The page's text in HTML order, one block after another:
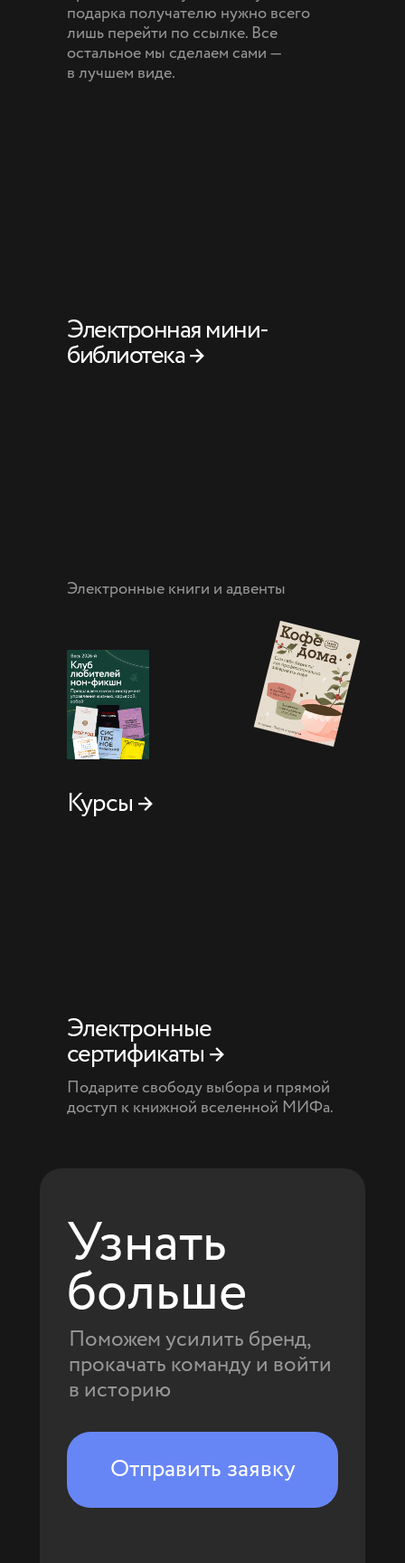
Электронные книги и адвенты
подарка получателю нужно всего
лишь перейти по ссылке. Все
остальное мы сделаем сами —
в лучшем виде.
Подарите свободу выбора и прямой
доступ к книжной вселенной МИФа.
Электронные
сертификаты →
Курсы →
Электронная мини-
библиотека →
Узнать
больше
Поможем усилить бренд,
прокачать команду и войти
в историю
Отправить заявку